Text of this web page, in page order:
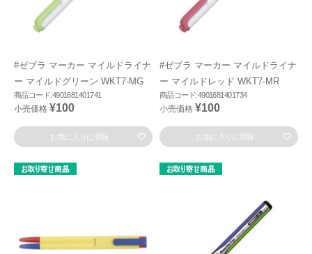
#ゼブラ マーカー マイルドライナ
ー マイルドグリーン WKT7-MG
商品コード:4901681401741
小売価格 ¥100
お気に入りに登録
#ゼブラ マーカー マイルドライナ
ー マイルドレッド WKT7-MR
商品コード:4901681401734
小売価格 ¥100
お気に入りに登録